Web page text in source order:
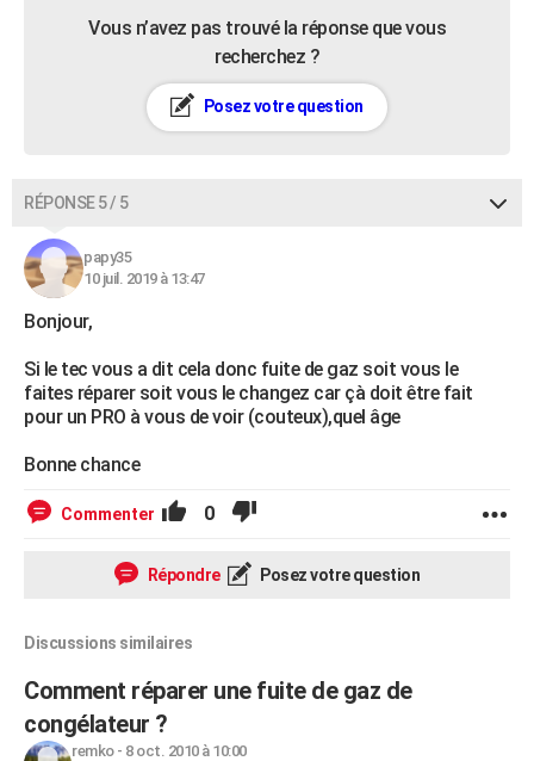
Vous n’avez pas trouvé la réponse que vous
recherchez ?
Posez votre question
RÉPONSE 5 / 5
papy35
10 juil. 2019 à 13:47
Bonjour,
Si le tec vous a dit cela donc fuite de gaz soit vous le
faites réparer soit vous le changez car çà doit être fait
pour un PRO à vous de voir (couteux),quel âge
Bonne chance
Commenter 0
Répondre Posez votre question
Discussions similaires
Comment réparer une fuite de gaz de
congélateur ?
remko- 8 oct. 2010 à 10:00